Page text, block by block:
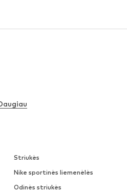
Striukės
Nike sportinės liemenėlės
Odinės striukės